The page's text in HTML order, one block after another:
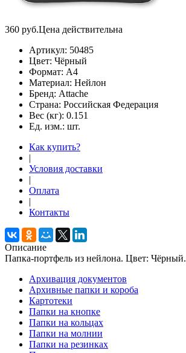
360 руб.Цена действительна
Артикул: 50485
Цвет: Чёрный
Формат: А4
Материал: Нейлон
Бренд: Attache
Страна: Российская Федерация
Вес (кг): 0.151
Ед. изм.: шт.
Как купить?
|
Условия доставки
|
Оплата
|
Контакты
Описание
Папка-портфель из нейлона. Цвет:
Архивация документов
Архивные папки и короба
Картотеки
Папки на кнопке
Папки на кольцах
Папки на молнии
Папки на резинках